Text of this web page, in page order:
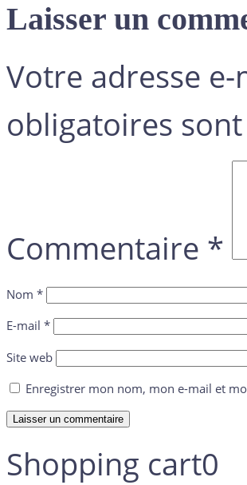
Laisser un
Votre adresse
obligatoires
Commentaire *
Nom *
E-mail *
Site web
Enregistrer mon nom, mon e-mail et
Shopping cart0